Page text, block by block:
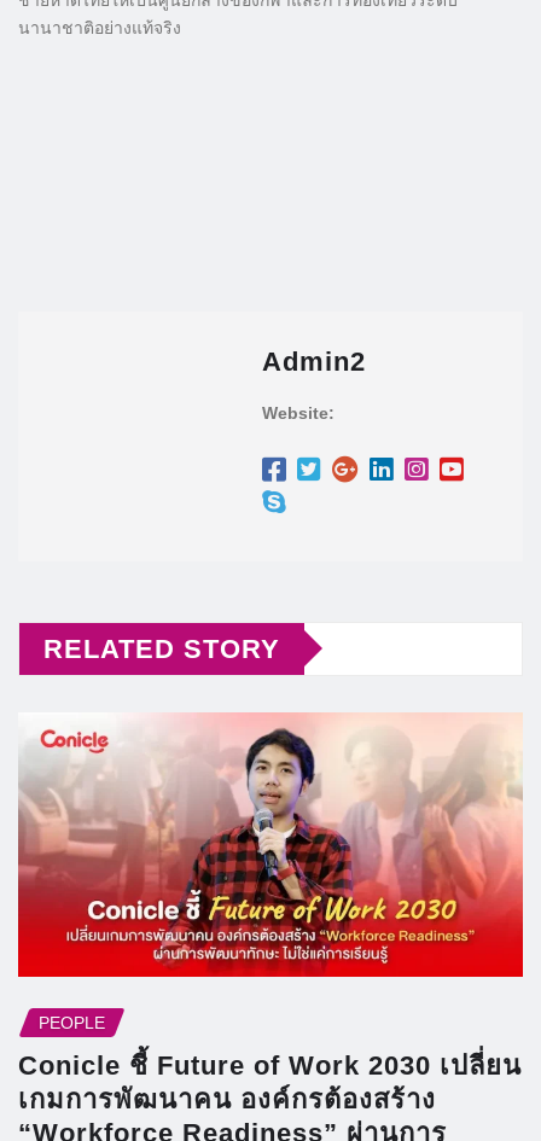
นานาชาติอย่างแท้จริง
Admin2
Website:
RELATED STORY
PEOPLE
Conicle ชี้ Future of Work 2030 เปลี่ยน
เกมการพัฒนาคน องค์กรต้องสร้าง
“Workforce Readiness” ผ่านการ